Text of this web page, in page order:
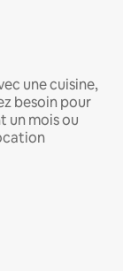
une cuisine,
besoin pour
un mois ou